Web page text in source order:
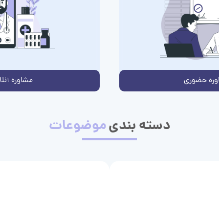
حضوری مشاوره
دسته بندیموضوعات